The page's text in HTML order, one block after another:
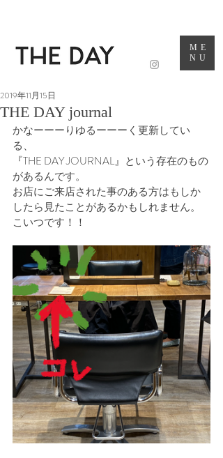
ME
NU
THE DAY journal
2019年11月15日
かなーーーりゆるーーーく更新してい
る、
『THE DAY JOURNAL』という存在のもの
があるんです。
お店にご来店された事のある方はもしか
したら見たことがあるかもしれません。
こいつです！！